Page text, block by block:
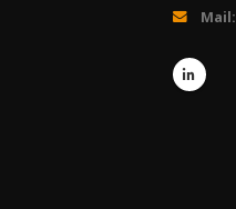
Mail: